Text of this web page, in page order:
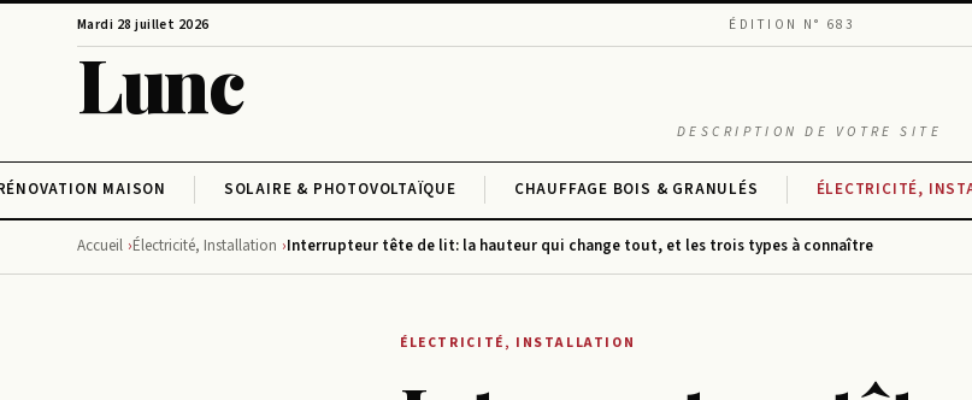
Mardi 28 juillet 2026 ÉDITION N° 683
Lunc
DESCRIPTION DE VOTRE SITE
MAISON SOLAIRE & PHOTOVOLTAÏQUE CHAUFFAGE BOIS & GRANULÉS ÉLECTRICITÉ,
Accueil Électricité, Installation Interrupteur tête de lit: la hauteur qui change tout, et les trois types à connaître
ÉLECTRICITÉ, INSTALLATION